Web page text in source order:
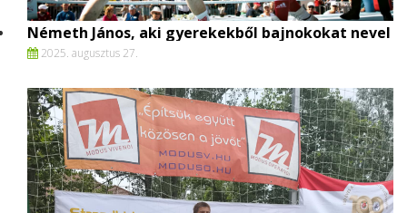
Németh János, aki gyerekekből bajnokokat nevel
2025. augusztus 27.